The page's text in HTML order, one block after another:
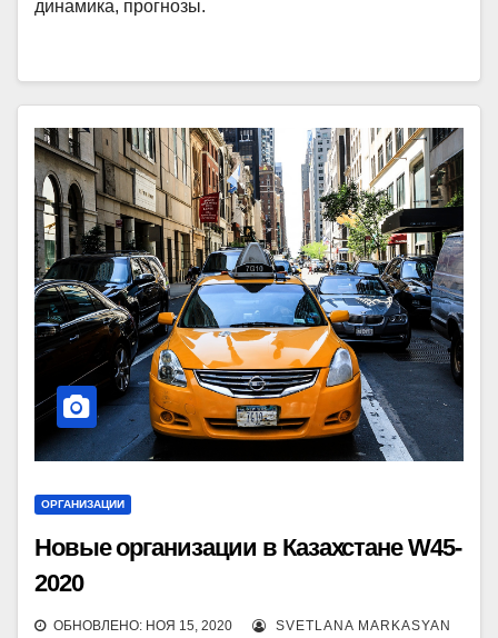
динамика, прогнозы.
ОРГАНИЗАЦИИ
Новые организации в Казахстане W45-
2020
ОБНОВЛЕНО: НОЯ 15, 2020 SVETLANA MARKASYAN